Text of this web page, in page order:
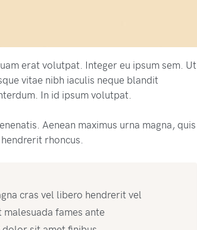
erat volutpat. Integer eu ipsum sem. Ut
vitae nibh iaculis neque blandit
In id ipsum volutpat.
Aenean maximus urna magna, quis
rhoncus.
cras vel libero hendrerit vel
fames ante